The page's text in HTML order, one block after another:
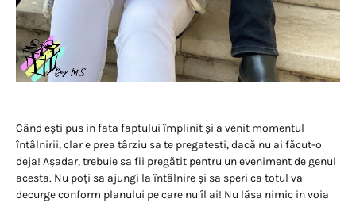
Când ești pus in fata faptului împlinit și a venit momentul
întâlnirii, clar e prea târziu sa te pregatesti, dacă nu ai făcut-o
deja! Așadar, trebuie sa fii pregătit pentru un eveniment de genul
acesta. Nu poți sa ajungi la întâlnire și sa speri ca totul va
decurge conform planului pe care nu îl ai! Nu lăsa nimic in voia